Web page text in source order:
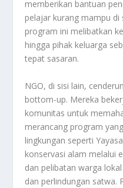
memberikan bantuan
pelajar kurang mampu
program ini melibatkan
hingga pihak keluarga
tepat sasaran.
NGO, di sisi lain,
bottom-up. Mereka
komunitas untuk
merancang program
lingkungan seperti
konservasi alam melalui
dan pelibatan warga
dan perlindungan satwa.